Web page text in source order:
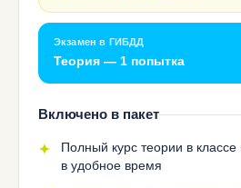
Экзамен в ГИБДД
Теория — 1 попытка
Включено в пакет
Полный курс теории в
в удобное время